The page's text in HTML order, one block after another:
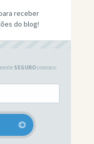
receber
do blog!
SEGUROconosco.